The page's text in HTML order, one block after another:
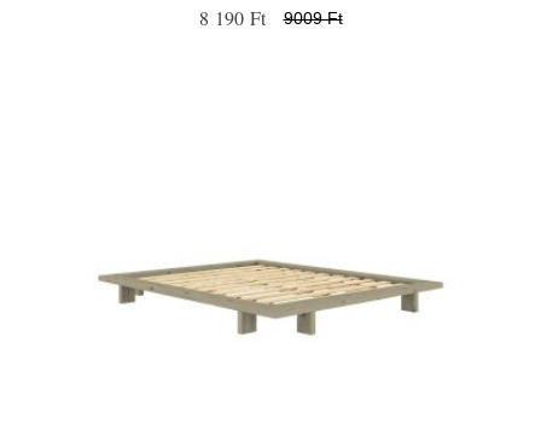
8 190 Ft 9009 Ft